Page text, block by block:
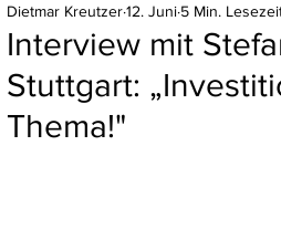
Interview mit
Stuttgart:
Thema!"
Dietmar Kreutzer12. Juni 5 Min.